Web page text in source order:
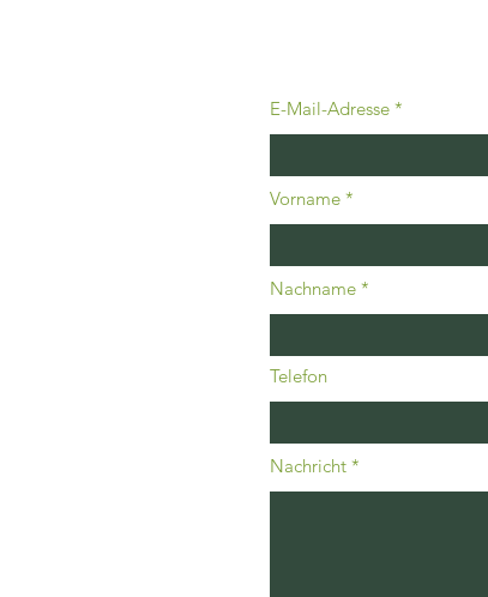
E-Mail-Adresse
Vorname
Nachname
Telefon
Nachricht